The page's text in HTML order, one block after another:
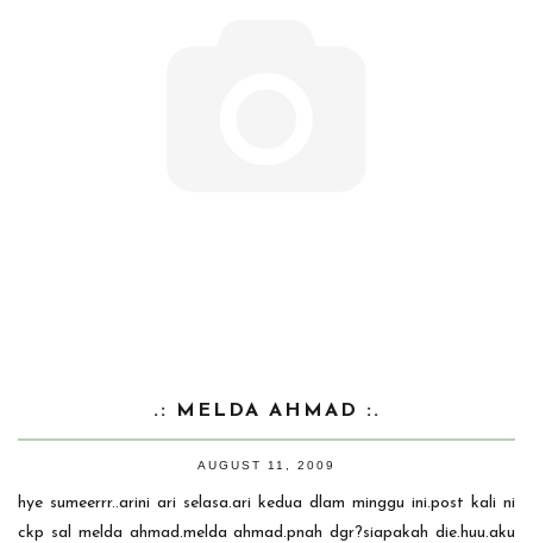
.: MELDA AHMAD :.
AUGUST 11, 2009
hye sumeerrr..arini ari selasa.ari kedua dlam minggu ini.post kali ni
ckp sal melda ahmad.melda ahmad.pnah dgr?siapakah die.huu.aku